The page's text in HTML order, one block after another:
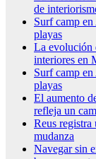
de
Surf camp
playas
La evolución
interiores en
Surf camp
playas
El aumento
refleja un
Reus registra
mudanza
Navegar sin